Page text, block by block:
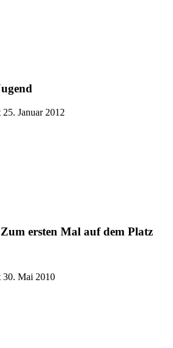
Januar 2012
Zum ersten Mal auf dem Platz
30. Mai 2010